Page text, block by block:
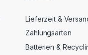
Lieferzeit &
Zahlungsarten
Batterien &